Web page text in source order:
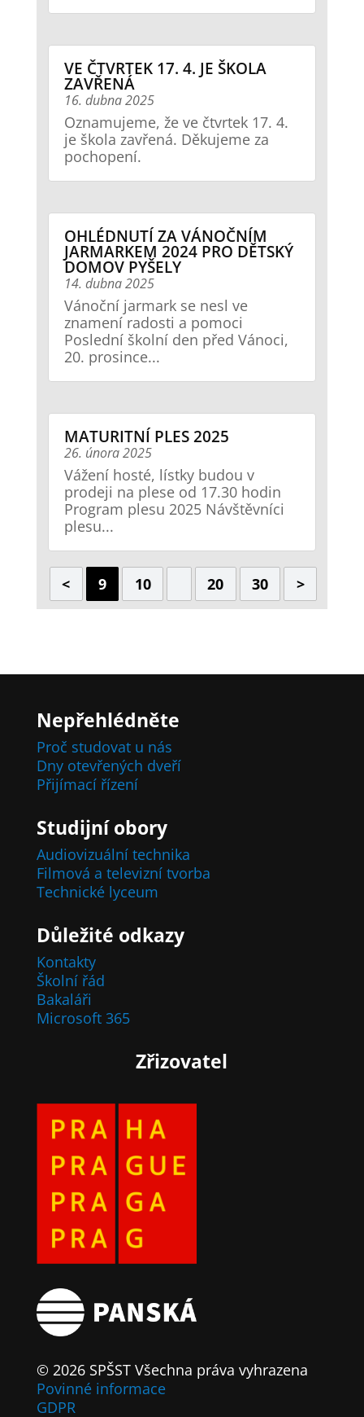
VE ČTVRTEK 17. 4. JE ŠKOLA
ZAVŘENÁ
16. dubna 2025
Oznamujeme, že ve čtvrtek 17. 4.
je škola zavřená. Děkujeme za
pochopení.
OHLÉDNUTÍ ZA VÁNOČNÍM
JARMARKEM 2024 PRO DĚTSKÝ
DOMOV PYŠELY
14. dubna 2025
Vánoční jarmark se nesl ve
znamení radosti a pomoci
Poslední školní den před Vánoci,
20. prosince...
MATURITNÍ PLES 2025
26. února 2025
Vážení hosté, lístky budou v
prodeji na plese od 17.30 hodin
Program plesu 2025 Návštěvníci
plesu...
< 9 10 20 30 >
Nepřehlédněte
Proč studovat u nás
Dny otevřených dveří
Přijímací řízení
Studijní obory
Audiovizuální technika
Filmová a televizní tvorba
Technické lyceum
Důležité odkazy
Kontakty
Školní řád
Bakaláři
Microsoft 365
Zřizovatel
© 2026 SPŠST Všechna práva vyhrazena
Povinné informace
GDPR